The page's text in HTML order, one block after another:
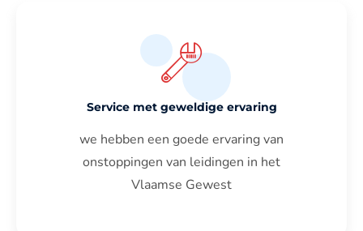
Service met geweldige ervaring
we hebben een goede ervaring van
onstoppingen van leidingen in het
Vlaamse Gewest